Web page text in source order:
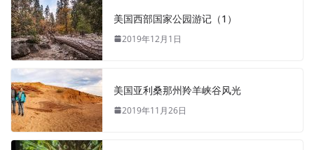
美国西部国家公园游记（1）
2019年12月1日
美国亚利桑那州羚羊峡谷风光
2019年11月26日